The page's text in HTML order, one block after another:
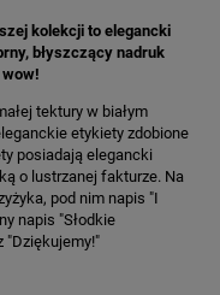
kolekcji to elegancki
błyszczący nadruk
tektury w białym
etykiety zdobione
posiadają elegancki
o lustrzanej fakturze. Na
pod nim napis "I
napis "Słodkie
"Dziękujemy!"